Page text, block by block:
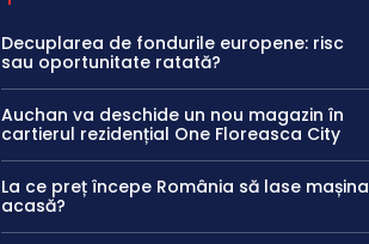
Decuplarea de fondurile europene: risc
sau oportunitate ratată?
Auchan va deschide un nou magazin în
cartierul rezidențial One Floreasca City
La ce preț începe România să lase mașina
acasă?